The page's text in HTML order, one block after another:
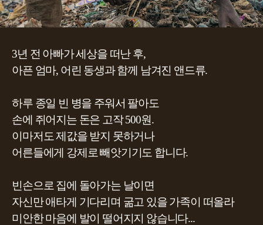
3년 전 아빠가 세상을 떠난 후,
아픈 엄마, 어린 동생과 함께 남겨진 앤드류.
하루 종일 빈 병을 주워서 팔아도
손에 쥐어지는 돈은 고작 500원.
이마저도 제값을 받지 못하거나
어른들에게 강제로 빼앗기기도 합니다.
빈손으로 집에 돌아가는 날이면
자신만 애타게 기다리며 굶고 있을 가족이 떠올라
미안한 마음에 발이 떨어지지 않습니다...